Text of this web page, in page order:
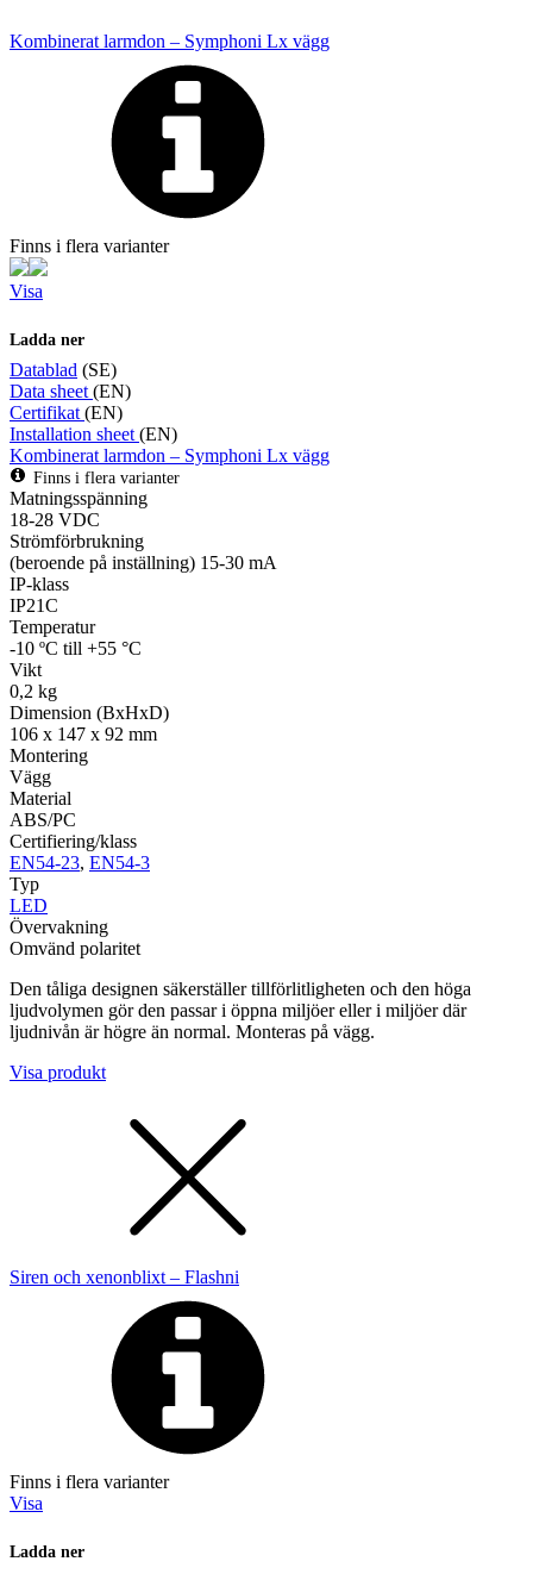
Kombinerat larmdon – Symphoni Lx vägg
Finns i flera varianter
Visa
Ladda ner
Datablad (SE)
Data sheet (EN)
Certifikat (EN)
Installation sheet (EN)
Kombinerat larmdon – Symphoni Lx vägg
Finns i flera varianter
Matningsspänning
18-28 VDC
Strömförbrukning
(beroende på inställning) 15-30 mA
IP-klass
IP21C
Temperatur
-10 ºC till +55 °C
Vikt
0,2 kg
Dimension (BxHxD)
106 x 147 x 92 mm
Montering
Vägg
Material
ABS/PC
Certifiering/klass
EN54-23, EN54-3
Typ
LED
Övervakning
Omvänd polaritet
Den tåliga designen säkerställer tillförlitligheten och den höga
ljudvolymen gör den passar i öppna miljöer eller i miljöer där
ljudnivån är högre än normal. Monteras på vägg.
Visa produkt
Siren och xenonblixt – Flashni
Finns i flera varianter
Visa
Ladda ner